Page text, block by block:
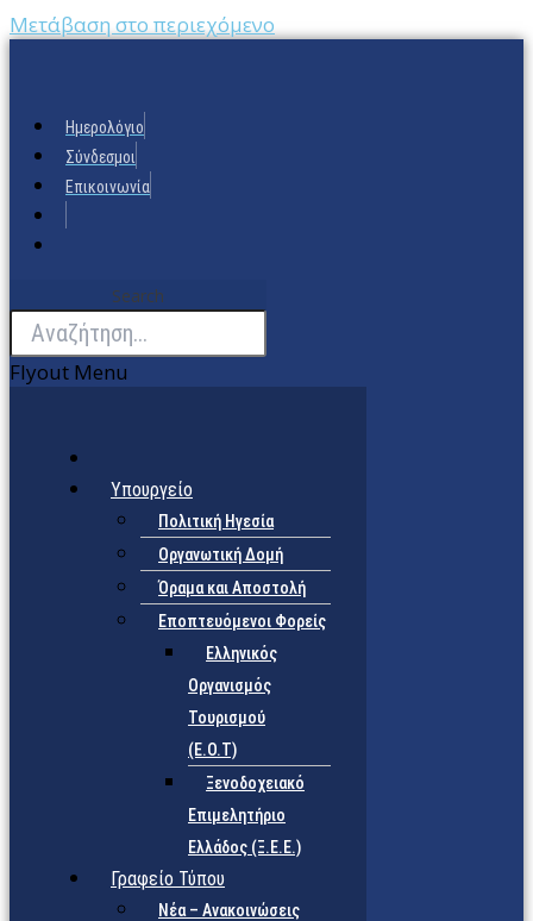
Μετάβαση στο περιεχόμενο
Ημερολόγιο
Σύνδεσμοι
Επικοινωνία
Search
Flyout Menu
Υπουργείο
Πολιτική Ηγεσία
Οργανωτική Δομή
Όραμα και Αποστολή
Εποπτευόμενοι Φορείς
Eλληνικός
Οργανισμός
Τουρισμού
(Ε.Ο.Τ)
Ξενοδοχειακό
Επιμελητήριο
Ελλάδος (Ξ.Ε.Ε.)
Γραφείο Τύπου
Νέα – Ανακοινώσεις